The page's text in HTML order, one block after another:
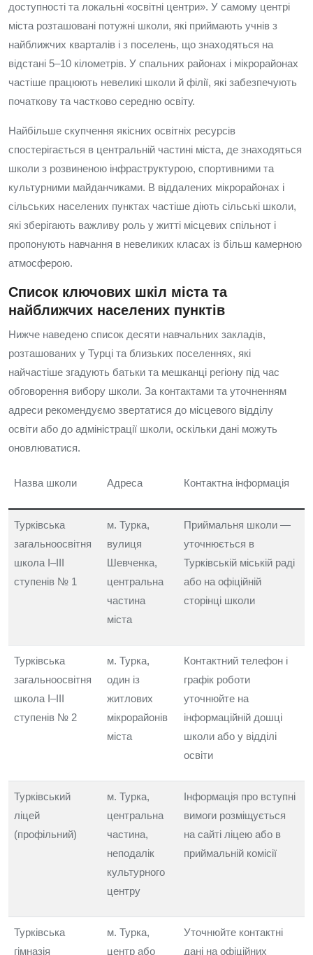
доступності та локальні «освітні центри». У самому центрі
міста розташовані потужні школи, які приймають учнів з
найближчих кварталів і з поселень, що знаходяться на
відстані 5–10 кілометрів. У спальних районах і мікрорайонах
частіше працюють невеликі школи й філії, які забезпечують
початкову та частково середню освіту.
Найбільше скупчення якісних освітніх ресурсів
спостерігається в центральній частині міста, де знаходяться
школи з розвиненою інфраструктурою, спортивними та
культурними майданчиками. В віддалених мікрорайонах і
сільських населених пунктах частіше діють сільські школи,
які зберігають важливу роль у житті місцевих спільнот і
пропонують навчання в невеликих класах із більш камерною
атмосферою.
Список ключових шкіл міста та
найближчих населених пунктів
Нижче наведено список десяти навчальних закладів,
розташованих у Турці та близьких поселеннях, які
найчастіше згадують батьки та мешканці регіону під час
обговорення вибору школи. За контактами та уточненням
адреси рекомендуємо звертатися до місцевого відділу
освіти або до адміністрації школи, оскільки дані можуть
оновлюватися.
Назва школи Адреса Контактна інформація
Турківська
загальноосвітня
школа I–III
ступенів № 1
м. Турка,
вулиця
Шевченка,
центральна
частина
міста
Приймальня школи —
уточнюється в
Турківській міській раді
або на офіційній
сторінці школи
Турківська
загальноосвітня
школа I–III
ступенів № 2
м. Турка,
один із
житлових
мікрорайонів
міста
Контактний телефон і
графік роботи
уточнюйте на
інформаційній дошці
школи або у відділі
освіти
Турківський
ліцей
(профільний)
м. Турка,
центральна
частина,
неподалік
культурного
центру
Інформація про вступні
вимоги розміщується
на сайті ліцею або в
приймальній комісії
Турківська
гімназія
м. Турка,
центр або
Уточнюйте контактні
дані на офіційних